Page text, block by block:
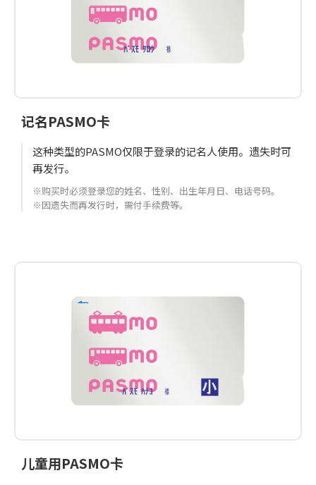
记名PASMO卡
这种类型的PASMO仅限于登录的记名人使用。遗失时可
再发行。
※购买时必须登录您的姓名、性别、出生年月日、电话号码。
※因遗失而再发行时，需付手续费等。
儿童用PASMO卡